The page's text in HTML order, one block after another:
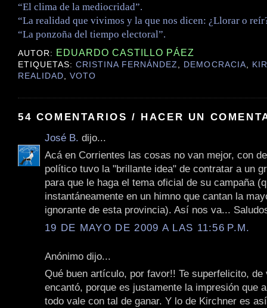
“El clima de la mediocridad”.
“La realidad que vivimos y la que nos dicen: ¿Llorar o
“La ponzoña del tiempo electoral”.
AUTOR: EDUARDO CASTILLO PÁEZ
ETIQUETAS:CRISTINA FERNÁNDEZ, DEMOCRACIA,
REALIDAD,VOTO
54 COMENTARIOS / HACER UN
José B. dijo...
Acá en Corrientes las cosas no van mejor, con
político tuvo la "brillante idea" de contratar a un
para que le haga el tema oficial de su campaña
instantáneamente en un himno que cantan la
ignorante de esta provincia). Así nos va...
19 DE MAYO DE 2009 A LAS 11:56 P.M.
Anónimo dijo...
Qué buen artículo, por favor!! Te superfelicito, de
encantó, porque es justamente la impresión que
todo vale con tal de ganar. Y lo de Kirchner es